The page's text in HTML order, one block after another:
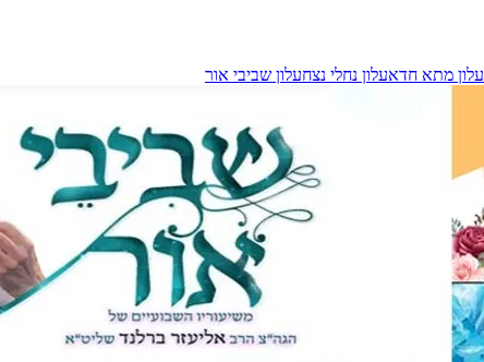
עלון מתא חדאעלון נחלי נצחעלון שביבי אור